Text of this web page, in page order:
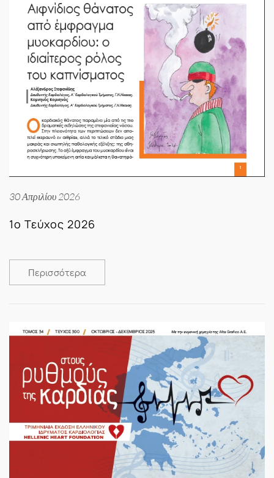
30 Απριλίου 2026
1ο Τεύχος 2026
Περισσότερα